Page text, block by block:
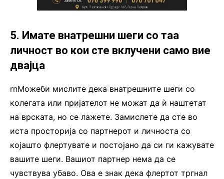
5. Имате внатрешни шеги со таа
личност во кои сте вклучени само вие
двајца
rnМожеби мислите дека внатрешните шеги со
колегата или пријателот не можат да ѝ наштетат
на врската, но се лажете. Замислете да сте во
иста просторија со партнерот и личноста со
којашто флертувате и постојано да си ги кажувате
вашите шеги. Вашиот партнер нема да се
чувствува убаво. Ова е знак дека флертот тргнал